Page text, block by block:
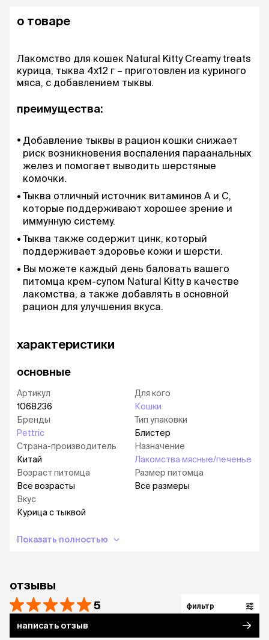
о товаре
Лакомство для кошек Natural Kitty Creamy treats
курица, тыква 4x12 г – приготовлен из куриного
мяса, с добавлением тыквы.
преимущества:
Добавление тыквы в рацион кошки снижает
риск возникновения воспаления параанальных
желез и помогает выводить шерстяные
комочки.
Тыква отличный источник витаминов А и С,
которые поддерживают хорошее зрение и
иммунную систему.
Тыква также содержит цинк, который
поддерживает здоровье кожи и шерсти.
Вы можете каждый день баловать вашего
питомца крем-супом Natural Kitty в качестве
лакомства, а также добавлять в основной
рацион для улучшения вкуса.
характеристики
основные
Артикул
1068236
Бренды
Pettric
Страна-производитель
Китай
Возраст питомца
Все возрасты
Вкус
Курица с тыквой
Для кого
Кошки
Тип упаковки
Блистер
Назначение
Лакомства мясные/печенье
Размер питомца
Все размеры
Показать полностью
отзывы
5 фильтр
написать отзыв